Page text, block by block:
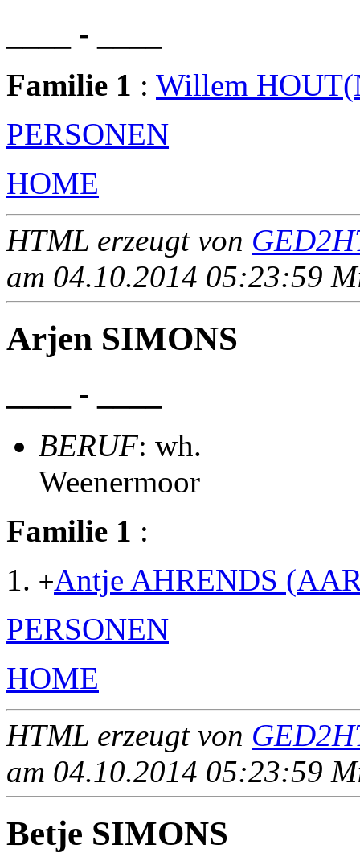
____ - ____
Familie 1 : Willem
PERSONEN
HOME
HTML erzeugt von
am 04.10.2014 05:23:59
Arjen SIMONS
____ - ____
BERUF: wh.
Weenermoor
Familie 1 :
+Antje AHRENDS
PERSONEN
HOME
HTML erzeugt von
am 04.10.2014 05:23:59
Betje SIMONS